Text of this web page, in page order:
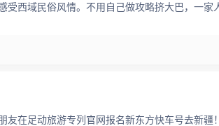
西域民俗风情。不用自己做攻略挤大巴，一家
友在足动旅游专列官网报名新东方快车号去新疆